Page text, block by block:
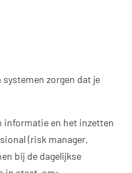
zorgen dat je
informatie en het inzetten
(risk manager,
bij de dagelijkse